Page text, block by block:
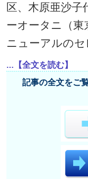
区、木原亜沙子
ーオータニ（東
ニューアルのセ
...【全文を読む】
記事の全文をご